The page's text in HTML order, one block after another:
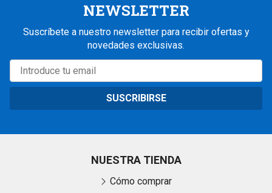
NEWSLETTER
Suscríbete a nuestro newsletter para recibir ofertas y
novedades exclusivas.
SUSCRIBIRSE
NUESTRA TIENDA
Cómo comprar